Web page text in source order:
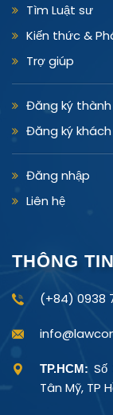
Tìm Luật sư
Kiến thức &
Trợ giúp
Đăng ký thành
Đăng ký
Đăng nhập
Liên hệ
THÔNG
(+84) 0938
TP.HCM:
Tân Mỹ, TP